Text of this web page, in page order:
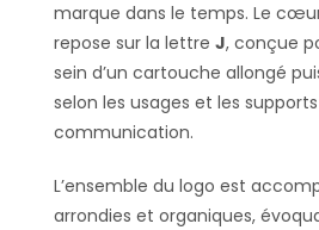
marque dans le temps. Le
repose sur la lettre J, conçue
sein d’un cartouche allongé
selon les usages et les
communication.
L’ensemble du logo est
arrondies et organiques,